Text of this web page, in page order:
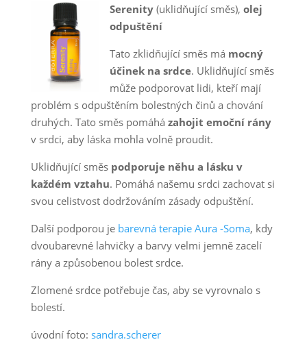
Serenity(uklidňující směs), olej
odpuštění
Tato zklidňující směs má mocný
účinek na srdce. Uklidňující směs
může podporovat lidi, kteří mají
problém s odpuštěním bolestných činů a chování
druhých. Tato směs pomáhá zahojit emoční rány
v srdci, aby láska mohla volně proudit.
Uklidňující směs podporuje něhu a lásku v
každém vztahu. Pomáhá našemu srdci zachovat si
svou celistvost dodržováním zásady odpuštění.
Další podporou je barevná terapie Aura -Soma, kdy
dvoubarevné lahvičky a barvy velmi jemně zacelí
rány a způsobenou bolest srdce.
Zlomené srdce potřebuje čas, aby se vyrovnalo s
bolestí.
úvodní foto: sandra.scherer